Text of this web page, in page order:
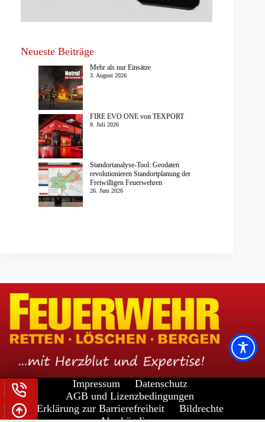
Neueste Beiträge
Mehr als nur Einsätze
3. August 2026
FIRE EVO ONE von TEXPORT
8. Juli 2026
Standortanalyse-Tool: Geodaten
revolutionieren Standortplanung der
Freiwilligen Feuerwehren
26. Juni 2026
Impressum
Datenschutz
AGB und Lizenzbedingungen
Erklärung zur Barrierefreiheit
Bildrechte